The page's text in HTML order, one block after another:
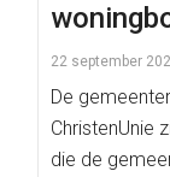
22 september
De
ChristenUnie
die de